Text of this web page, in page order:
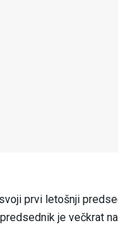
prvi letošnji
je večkrat